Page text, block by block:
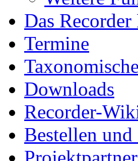
Das
Termine
Downloads
Recorder-
Bestellen